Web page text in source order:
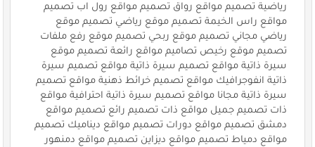
رياضية تصميم مواقع رواق تصميم مواقع رول اب تصميم
مواقع راس الخيمة تصميم موقع رياضي تصميم موقع
رياضي مجاني تصميم موقع ربحي تصميم موقع رفع ملفات
تصميم موقع رخيص تصاميم مواقع رائعة تصميم موقع
سيرة ذاتية مواقع تصميم سيرة ذاتية مواقع تصميم سيرة
ذاتية انفوجرافيك مواقع تصميم خرائط ذهنية مواقع تصميم
سيرة ذاتية مجانا مواقع تصميم سيرة ذاتية احترافية مواقع
ذات تصميم جميل مواقع ذات تصميم رائع تصميم مواقع
دمشق تصميم مواقع دورات تصميم مواقع ديناميك تصميم
مواقع دمياط تصميم مواقع ديزاين تصميم مواقع دمنهور